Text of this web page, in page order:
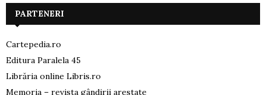
PARTENERI
Cartepedia.ro
Editura Paralela 45
Librăria online Libris.ro
Memoria – revista gândirii arestate